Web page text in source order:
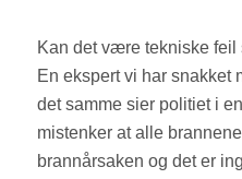
Kan det være tekniske feil
En ekspert vi har snakket
det samme sier politiet i
mistenker at alle
brannårsaken og det er